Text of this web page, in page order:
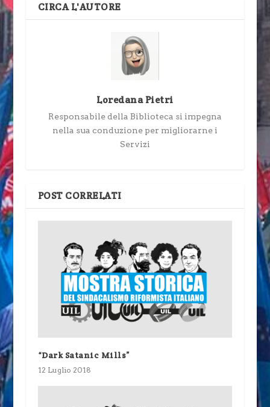
CIRCA L'AUTORE
Loredana Pietri
Responsabile della Biblioteca si impegna
nella sua conduzione per migliorarne i
Servizi
POST CORRELATI
“Dark Satanic Mills”
12 Luglio 2018